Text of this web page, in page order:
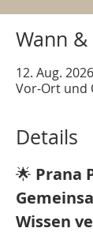
Wann &
12. Aug.
Vor-Ort und
Details
🌟 Prana
Wissen